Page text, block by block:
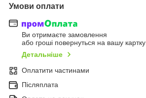
Умови оплати
Ви отримаєте замовлення
або гроші повернуться на вашу картку
Детальніше
Оплатити частинами
Післяплата